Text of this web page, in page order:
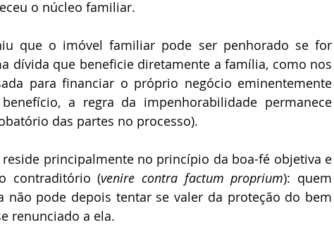
o núcleo familiar.
que o imóvel familiar pode ser penhorado se for
dívida que beneficie diretamente a família, como nos
para financiar o próprio negócio eminentemente
a regra da impenhorabilidade permanece
das partes no processo).
principalmente no princípio da boa-fé objetiva e
contraditório (venire contra factum proprium): quem
não pode depois tentar se valer da proteção do bem
renunciado a ela.